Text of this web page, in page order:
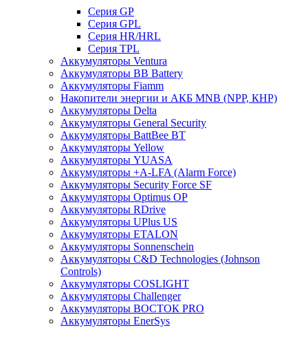
Cерия GP
Серия GPL
Серия HR/HRL
Серия TPL
Аккумуляторы Ventura
Аккумуляторы BB Battery
Аккумуляторы Fiamm
Накопители энергии и АКБ MNB (NPP, КНР)
Аккумуляторы Delta
Аккумуляторы General Security
Аккумуляторы BattBee BT
Аккумуляторы Yellow
Аккумуляторы YUASA
Аккумуляторы +A-LFA (Alarm Force)
Аккумуляторы Security Force SF
Аккумуляторы Optimus OP
Аккумуляторы RDrive
Аккумуляторы UPlus US
Аккумуляторы ETALON
Аккумуляторы Sonnenschein
Аккумуляторы С&D Technologies (Johnson
Controls)
Аккумуляторы COSLIGHT
Аккумуляторы Challenger
Аккумуляторы ВОСТОК PRO
Аккумуляторы EnerSys